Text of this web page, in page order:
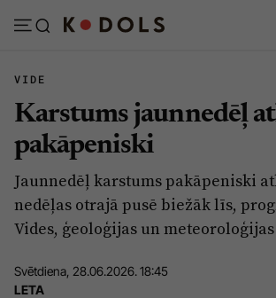
Abonēt
Ziņas
Politika
Izglītība
Tēmas
Viedokļi
VIDE
Karstums jaunnedēļ
pakāpeniski
Jaunnedēļ karstums pakāpeniski
nedēļas otrajā pusē biežāk līs,
Vides, ģeoloģijas un
Svētdiena, 28.06.2026. 18:45
LETA